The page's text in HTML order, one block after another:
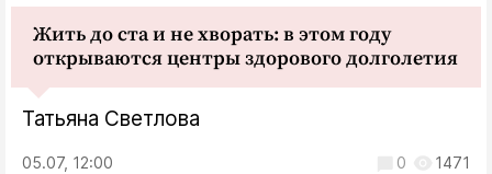
Жить до ста и не хворать: в этом году
открываются центры здорового долголетия
Татьяна Светлова
05.07, 12:00 0 1471